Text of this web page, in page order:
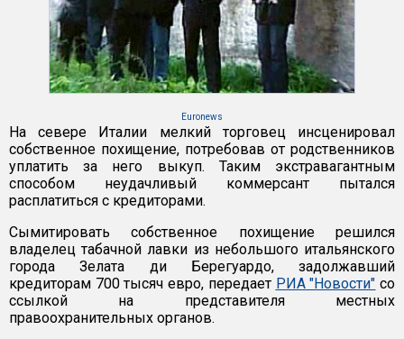
Euronews
На севере Италии мелкий торговец инсценировал
собственное похищение, потребовав от родственников
уплатить за него выкуп. Таким экстравагантным
способом неудачливый коммерсант пытался
расплатиться с кредиторами.
Сымитировать собственное похищение решился
владелец табачной лавки из небольшого итальянского
города Зелата ди Берегуардо, задолжавший
кредиторам 700 тысяч евро, передает РИА "Новости" со
ссылкой на представителя местных
правоохранительных органов.